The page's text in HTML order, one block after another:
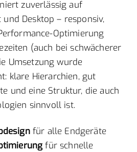
zuverlässig auf
Desktop – responsiv,
Optimierung
(auch bei schwächerer
Umsetzung wurde
klare Hierarchien, gut
und eine Struktur, die auch
sinnvoll ist.
für alle Endgeräte
für schnelle